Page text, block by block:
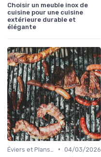
Choisir un meuble inox de
cuisine pour une cuisine
extérieure durable et
élégante
• 04/03/2026